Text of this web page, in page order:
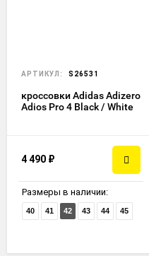
АРТИКУЛ: S26531
кроссовки Adidas Adizero
Adios Pro 4 Black / White
4 490 ₽
Размеры в наличии:
40 41 42 43 44 45